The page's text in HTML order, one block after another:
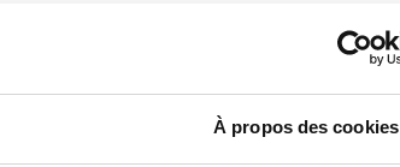
À propos des cookies